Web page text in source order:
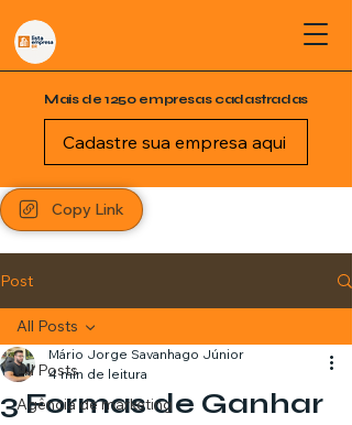
Mais de 1250 empresas cadastradas
Cadastre sua empresa aqui
Copy Link
Post
All Posts
Agência de marketing
All Posts
3 Formas de Ganhar
Mário Jorge Savanhago Júnior
4 min de leitura